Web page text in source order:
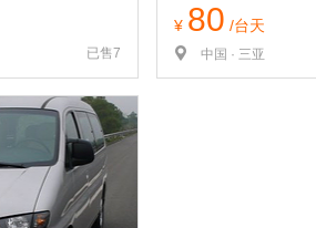
已售7
¥ 80 /台天
中国 · 三亚